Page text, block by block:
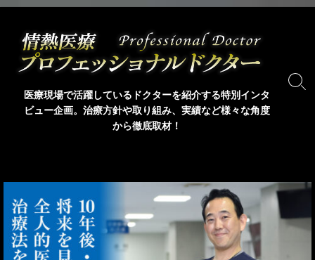
医療現場で活躍しているドクターを紹介する特別インタ
ビュー企画。治療方針や取り組み、実績など様々な角度
から徹底取材！
検